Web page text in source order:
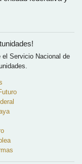
Servicio Nacional de